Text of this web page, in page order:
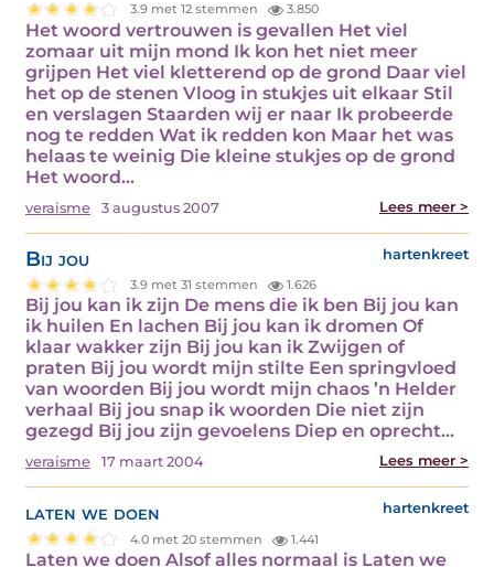
3.9 met 12 stemmen 3.850
Het woord vertrouwen is gevallen Het viel
zomaar uit mijn mond Ik kon het niet meer
grijpen Het viel kletterend op de grond Daar viel
het op de stenen Vloog in stukjes uit elkaar Stil
en verslagen Staarden wij er naar Ik probeerde
nog te redden Wat ik redden kon Maar het was
helaas te weinig Die kleine stukjes op de grond
Het woord…
veraisme 3 augustus 2007 Lees meer >
Bij jou hartenkreet
3.9 met 31 stemmen 1.626
Bij jou kan ik zijn De mens die ik ben Bij jou kan
ik huilen En lachen Bij jou kan ik dromen Of
klaar wakker zijn Bij jou kan ik Zwijgen of
praten Bij jou wordt mijn stilte Een springvloed
van woorden Bij jou wordt mijn chaos ’n Helder
verhaal Bij jou snap ik woorden Die niet zijn
gezegd Bij jou zijn gevoelens Diep en oprecht…
veraisme 17 maart 2004 Lees meer >
laten we doen hartenkreet
4.0 met 20 stemmen 1.441
Laten we doen Alsof alles normaal is Laten we